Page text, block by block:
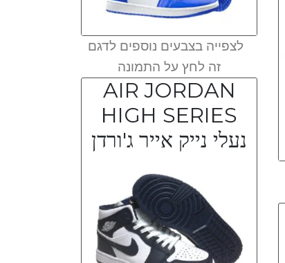
לצפייה בצבעים נוספים לדגם
זה לחץ על התמונה
AIR JORDAN
HIGH SERIES
נעלי נייק אייר ג'ורדן